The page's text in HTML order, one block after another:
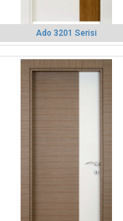
Ado 3201 Serisi